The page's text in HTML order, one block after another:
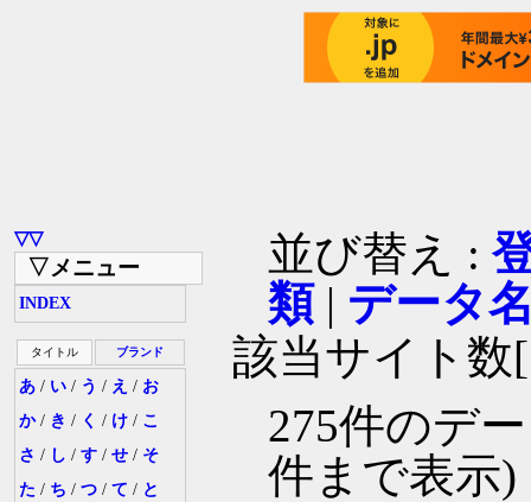
▽▽
▽メニュー
INDEX
タイトル ブランド
あ / い / う / え / お
か/ き / く / け / こ
さ / し / す / せ / そ
た / ち / つ / て / と
並び替え :
類| データ
該当サイト数
275件のデ
件まで表示)